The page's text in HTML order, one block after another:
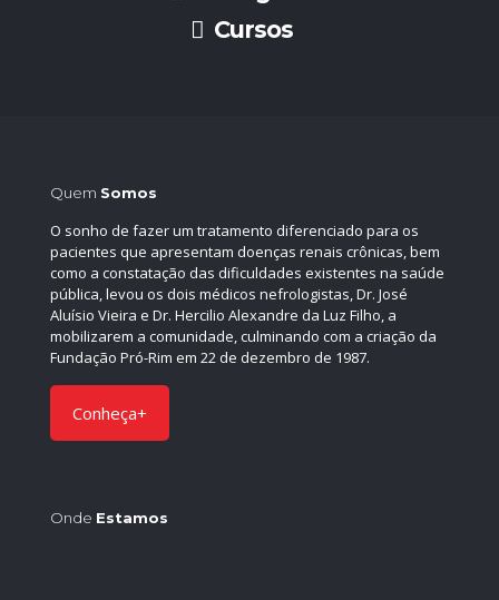
Cursos
Quem Somos
O sonho de fazer um tratamento diferenciado para os
pacientes que apresentam doenças renais crônicas, bem
como a constatação das dificuldades existentes na saúde
pública, levou os dois médicos nefrologistas, Dr. José
Aluísio Vieira e Dr. Hercilio Alexandre da Luz Filho, a
mobilizarem a comunidade, culminando com a criação da
Fundação Pró-Rim em 22 de dezembro de 1987.
Conheça+
Onde Estamos